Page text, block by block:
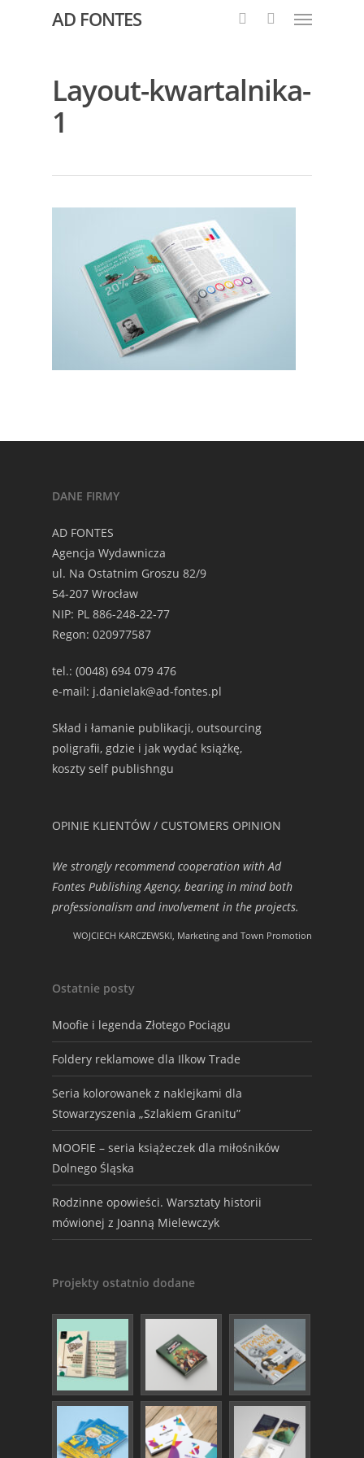
AD FONTES
Layout-kwartalnika-
1
DANE FIRMY
AD FONTES
Agencja Wydawnicza
ul. Na Ostatnim Groszu 82/9
54-207 Wrocław
NIP: PL 886-248-22-77
Regon: 020977587
tel.: (0048) 694 079 476
e-mail: j.danielak@ad-fontes.pl
Skład i łamanie publikacji, outsourcing
poligrafii, gdzie i jak wydać książkę,
koszty self publishngu
OPINIE KLIENTÓW / CUSTOMERS OPINION
We strongly recommend cooperation with Ad
Fontes Publishing Agency, bearing in mind both
professionalism and involvement in the projects.
WOJCIECH KARCZEWSKI, Marketing and Town Promotion
Ostatnie posty
Moofie i legenda Złotego Pociągu
Foldery reklamowe dla Ilkow Trade
Seria kolorowanek z naklejkami dla
Stowarzyszenia „Szlakiem Granitu”
MOOFIE – seria książeczek dla miłośników
Dolnego Śląska
Rodzinne opowieści. Warsztaty historii
mówionej z Joanną Mielewczyk
Projekty ostatnio dodane